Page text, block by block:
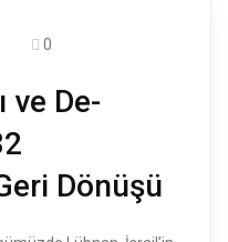
0
ve De-
Dönüşü